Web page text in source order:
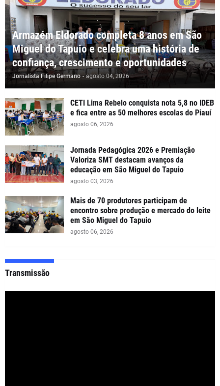
Armazém Eldorado completa 8 anos em São
Miguel do Tapuio e celebra uma história de
confiança, crescimento e oportunidades
Jornalista Filipe Germano - agosto 04, 2026
CETI Lima Rebelo conquista nota 5,8 no IDEB
e fica entre as 50 melhores escolas do Piauí
agosto 06, 2026
Jornada Pedagógica 2026 e Premiação
Valoriza SMT destacam avanços da
educação em São Miguel do Tapuio
agosto 03, 2026
Mais de 70 produtores participam de
encontro sobre produção e mercado do leite
em São Miguel do Tapuio
agosto 06, 2026
Transmissão